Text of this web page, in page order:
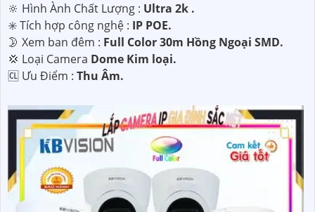
🔆 Hình Ành Chất Lượng : Ultra 2k .
✳️ Tích hợp công nghệ : IP POE.
🌛 Xem ban đêm : Full Color 30m Hồng Ngoại SMD.
💢 Loại Camera Dome Kim loại.
️🆑 Ưu Điểm : Thu Âm.